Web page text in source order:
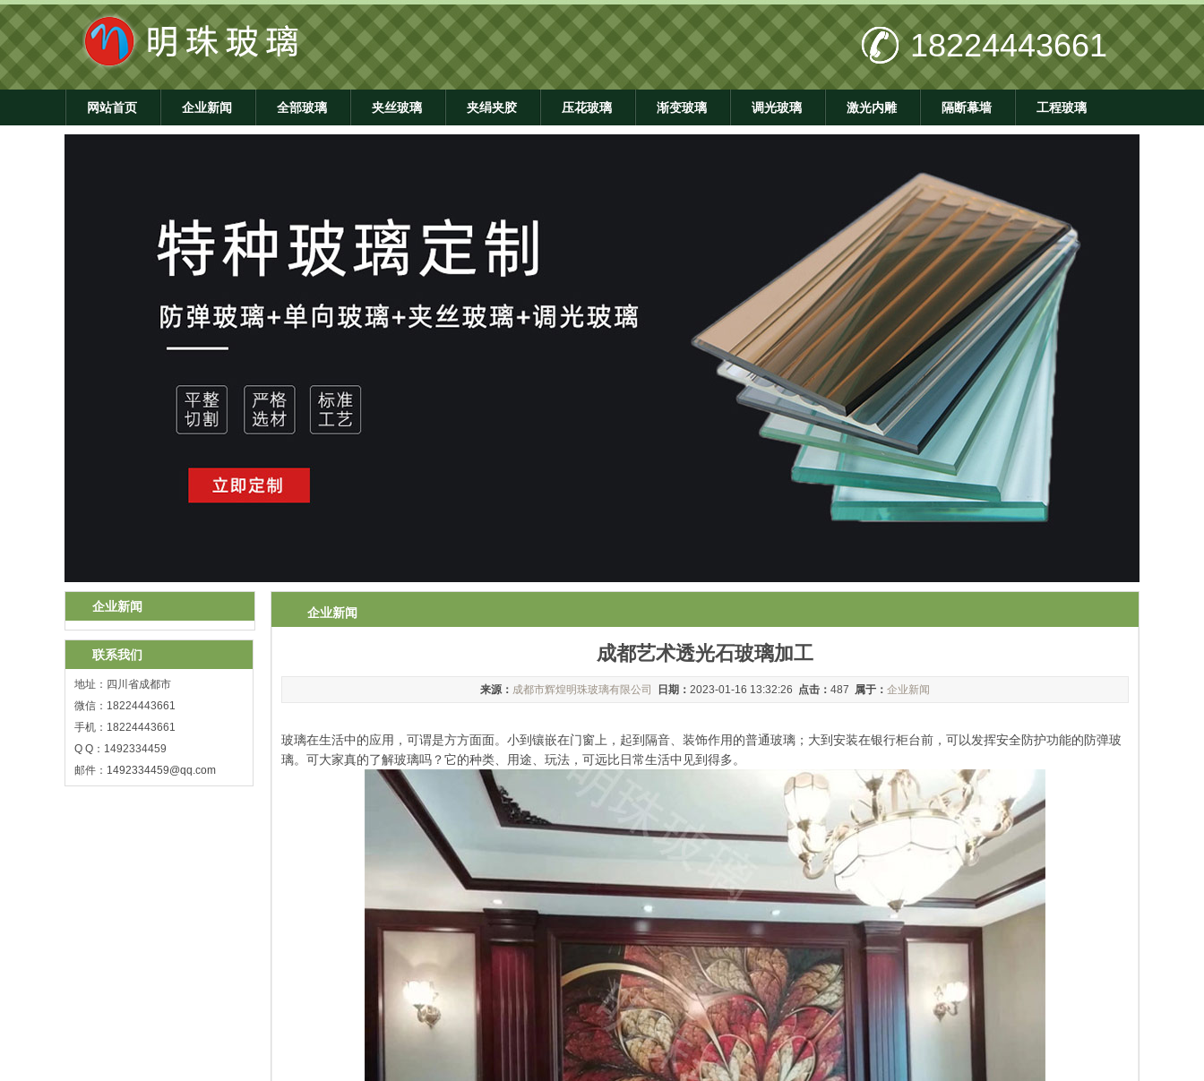
18224443661
网站首页 企业新闻 全部玻璃 夹丝玻璃 夹绢夹胶 压花玻璃 渐变玻璃 调光玻璃 激光内雕 隔断幕墙 工程玻璃
企业新闻
联系我们
地址：四川省成都市
微信：18224443661
手机：18224443661
Q Q：1492334459
邮件： 1492334459@qq.com
企业新闻
成都艺术透光石玻璃加工
来源： 成都市辉煌明珠玻璃有限公司 日期： 2023-01-16 13:32:26 点击： 487 属于： 企业新闻
玻璃在生活中的应用，可谓是方方面面。小到镶嵌在门窗上，起到隔音、装饰作用的普通玻璃；大到安装在银行柜台前，可以发挥安全防护功能的防弹玻
璃。可大家真的了解玻璃吗？它的种类、用途、玩法，可远比日常生活中见到得多。